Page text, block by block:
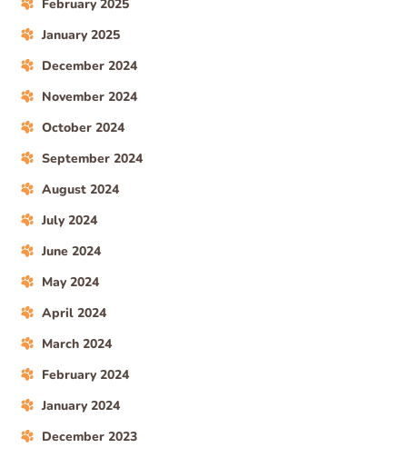
February 2025
January 2025
December 2024
November 2024
October 2024
September 2024
August 2024
July 2024
June 2024
May 2024
April 2024
March 2024
February 2024
January 2024
December 2023